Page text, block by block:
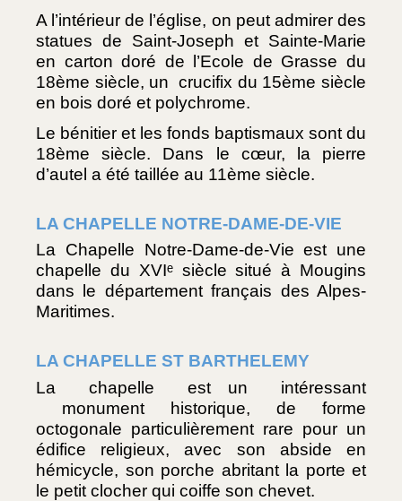
A l’intérieur de l’église, on peut admirer des
statues de Saint-Joseph et Sainte-Marie
en carton doré de l’Ecole de Grasse du
18ème siècle, un  crucifix du 15ème siècle
en bois doré et polychrome.
Le bénitier et les fonds baptismaux sont du
18ème siècle. Dans le cœur, la pierre
d’autel a été taillée au 11ème siècle.
LA CHAPELLE NOTRE-DAME-DE-VIE
La Chapelle Notre-Dame-de-Vie est une
chapelle du XVIᵉ siècle situé à Mougins
dans le département français des Alpes-
Maritimes.
LA CHAPELLE ST BARTHELEMY
La  chapelle  est un  intéressant
monument historique, de forme
octogonale particulièrement rare pour un
édifice religieux, avec son abside en
hémicycle, son porche abritant la porte et
le petit clocher qui coiffe son chevet.